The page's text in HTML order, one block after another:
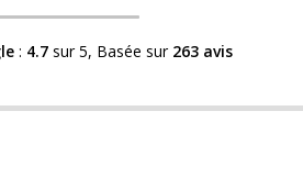
sur mon expérience et on
sur le pourquoi cet aspect
(et donc vendu) et que
: 4.7sur 5, Basée sur 263 avis